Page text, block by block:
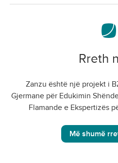
Rreth
Zanzu është një projekt i
Gjermane për Edukimin
Flamande e Ekspertizës
Më shumë